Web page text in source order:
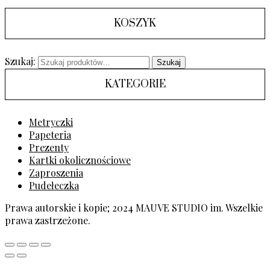
KOSZYK
Szukaj: Szukaj
KATEGORIE
Metryczki
Papeteria
Prezenty
Kartki okolicznościowe
Zaproszenia
Pudełeczka
Prawa autorskie i kopie; 2024 MAUVE STUDIO im. Wszelkie
prawa zastrzeżone.